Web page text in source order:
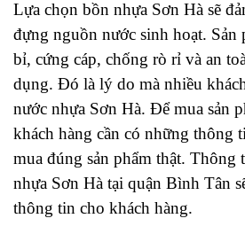
Lựa chọn bồn nhựa Sơn Hà sẽ
đựng nguồn nước sinh hoạt. Sản
bỉ, cứng cáp, chống rò rỉ và an
dụng. Đó là lý do mà nhiều
nước nhựa Sơn Hà. Để mua sản
khách hàng cần có những thông
mua đúng sản phẩm thật. Thông
nhựa Sơn Hà tại quận Bình Tân
thông tin cho khách hàng.